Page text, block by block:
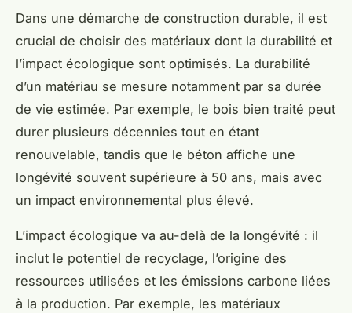
Dans une démarche de construction durable, il est
crucial de choisir des matériaux dont la durabilité et
l’impact écologique sont optimisés. La durabilité
d’un matériau se mesure notamment par sa durée
de vie estimée. Par exemple, le bois bien traité peut
durer plusieurs décennies tout en étant
renouvelable, tandis que le béton affiche une
longévité souvent supérieure à 50 ans, mais avec
un impact environnemental plus élevé.
L’impact écologique va au-delà de la longévité : il
inclut le potentiel de recyclage, l’origine des
ressources utilisées et les émissions carbone liées
à la production. Par exemple, les matériaux